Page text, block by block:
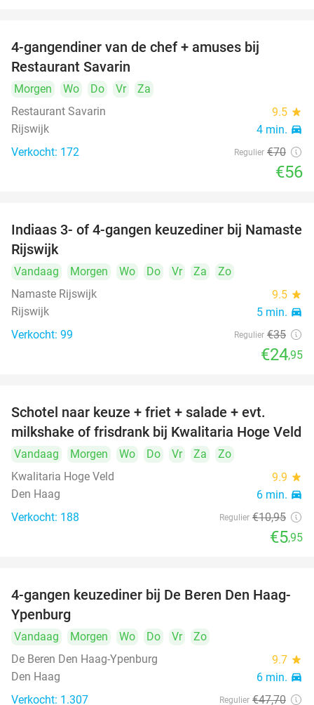
4-gangendiner van de chef + amuses bij
Restaurant Savarin
Morgen Wo Do Vr
Za
Restaurant Savarin
9.5 star
Rijswijk 4 min. directions_car
Verkocht: 172 Regulier €70
€56
29%
Indiaas 3- of 4-gangen keuzediner bij Namaste
Rijswijk
Vandaag Morgen Wo Do Vr Za
Zo
Namaste Rijswijk
9.5 star
Rijswijk 5 min. directions_car
Verkocht: 99 Regulier €35
€24,95
Schotel naar keuze + friet + salade + evt.
milkshake of frisdrank bij Kwalitaria Hoge Veld
Vandaag Morgen Wo Do Vr Za
Zo
Kwalitaria Hoge Veld
9.9 star
Den Haag 6 min. directions_car
Verkocht: 188 Regulier €10,95
€5,95
46%
4-gangen keuzediner bij De Beren Den Haag-
Ypenburg
Vandaag Morgen Wo Do Vr
Zo
De Beren Den Haag-Ypenburg
9.7 star
Den Haag 6 min. directions_car
Verkocht: 1.307 Regulier €47,70